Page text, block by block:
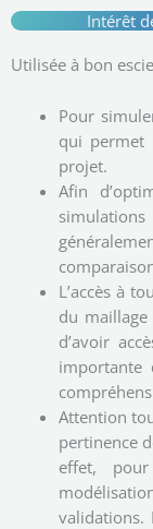
Intérêt
Utilisée à bon
Pour
qui permet
projet.
Afin
L’accès à
du
d’avoir
importante
Attention
pertinence
effet,
validations.